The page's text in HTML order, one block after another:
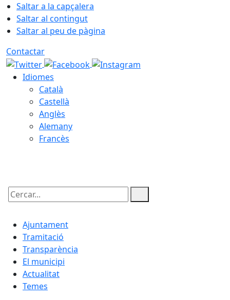
Saltar a la capçalera
Saltar al contingut
Saltar al peu de pàgina
Contactar
Idiomes
Català
Castellà
Anglès
Alemany
Francès
Cercar:
Ajuntament
Tramitació
Transparència
El municipi
Actualitat
Temes